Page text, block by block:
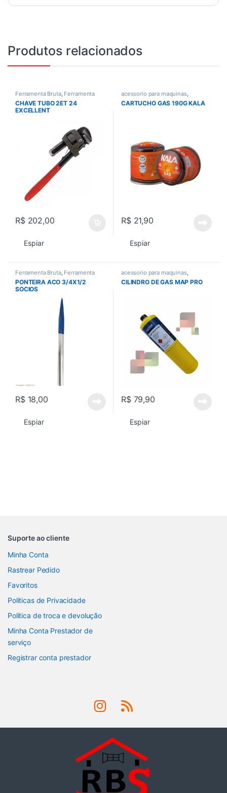
Produtos relacionados
Ferramenta Bruta, Ferramenta
manual, Ferramentas, Todos
CHAVE TUBO 2ET 24
EXCELLENT
R$202,00
Espiar
acessorio para maquinas,
Acessorios gerais, Todos
CARTUCHO GAS 190G KALA
R$21,90
Espiar
Ferramenta Bruta, Ferramenta
manual,Ferramentas,
Ferramentas em Geral,Todos
PONTEIRA ACO 3/4X1/2
SOCIOS
R$18,00
Espiar
acessorio para maquinas,
Acessorios gerais ,Todos
CILINDRO DE GAS MAP PRO
R$79,90
Espiar
Suporte ao cliente
Minha Conta
Rastrear Pedido
Favoritos
Politicas de Privacidade
Politica de troca e devolução
Minha Conta Prestador de
serviço
Registrar conta prestador